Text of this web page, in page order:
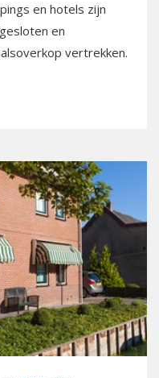
en hotels zijn
en
vertrekken.